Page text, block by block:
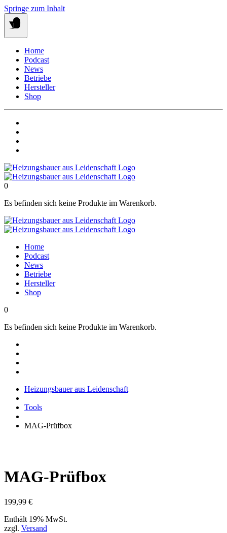
Springe zum Inhalt
Home
Podcast
News
Betriebe
Hersteller
Shop
0
Es befinden sich keine Produkte im Warenkorb.
Home
Podcast
News
Betriebe
Hersteller
Shop
0
Es befinden sich keine Produkte im Warenkorb.
Heizungsbauer aus Leidenschaft
Tools
MAG-Prüfbox
MAG-Prüfbox
199,99 €
Enthält 19% MwSt.
zzgl. Versand